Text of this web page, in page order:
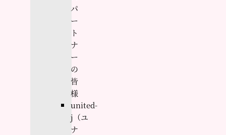
パ
ー
ト
ナ
ー
の
皆
様
united-
j（ユ
ナ